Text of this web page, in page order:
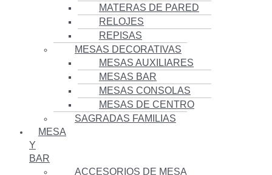
MATERAS DE PARED
RELOJES
REPISAS
MESAS DECORATIVAS
MESAS AUXILIARES
MESAS BAR
MESAS CONSOLAS
MESAS DE CENTRO
SAGRADAS FAMILIAS
MESA
Y
BAR
ACCESORIOS DE MESA